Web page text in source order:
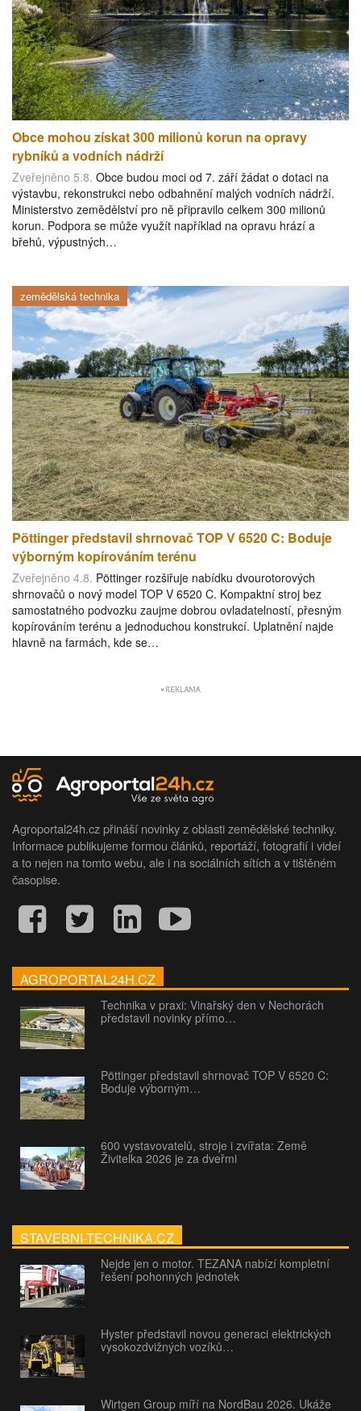
Obce mohou získat 300 milionů korun na opravy
rybníků a vodních nádrží
Zveřejněno 5.8. Obce budou moci od 7. září žádat o dotaci na
výstavbu, rekonstrukci nebo odbahnění malých vodních nádrží.
Ministerstvo zemědělství pro ně připravilo celkem 300 milionů
korun. Podpora se může využít například na opravu hrází a
břehů, výpustných…
zemědělská technika
Pöttinger představil shrnovač TOP V 6520 C: Boduje
výborným kopírováním terénu
Zveřejněno 4.8. Pöttinger rozšiřuje nabídku dvourotorových
shrnovačů o nový model TOP V 6520 C. Kompaktní stroj bez
samostatného podvozku zaujme dobrou ovladatelností, přesným
kopírováním terénu a jednoduchou konstrukcí. Uplatnění najde
hlavně na farmách, kde se…
Agroportal24h.cz přináší novinky z oblasti zemědělské techniky.
Informace publikujeme formou článků, reportáží, fotografií i videí
a to nejen na tomto webu, ale i na sociálních sítích a v tištěném
časopise.
AGROPORTAL24H.CZ
Technika v praxi: Vinařský den v Nechorách
představil novinky přímo…
Pöttinger představil shrnovač TOP V 6520 C:
Boduje výborným…
600 vystavovatelů, stroje i zvířata: Země
Živitelka 2026 je za dveřmi
STAVEBNI-TECHNIKA.CZ
Nejde jen o motor. TEZANA nabízí kompletní
řešení pohonných jednotek
Hyster představil novou generaci elektrických
vysokozdvižných vozíků…
Wirtgen Group míří na NordBau 2026. Ukáže